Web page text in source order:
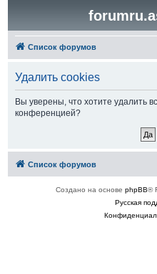
Список форумов
Удалить cookies
Вы уверены, что хотите удалить
конференцией?
Список форумов
Создано на основе phpBB®
Русская